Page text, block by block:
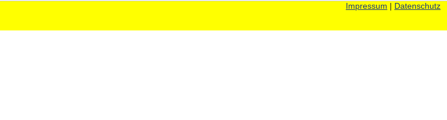
Impressum | Datenschutz